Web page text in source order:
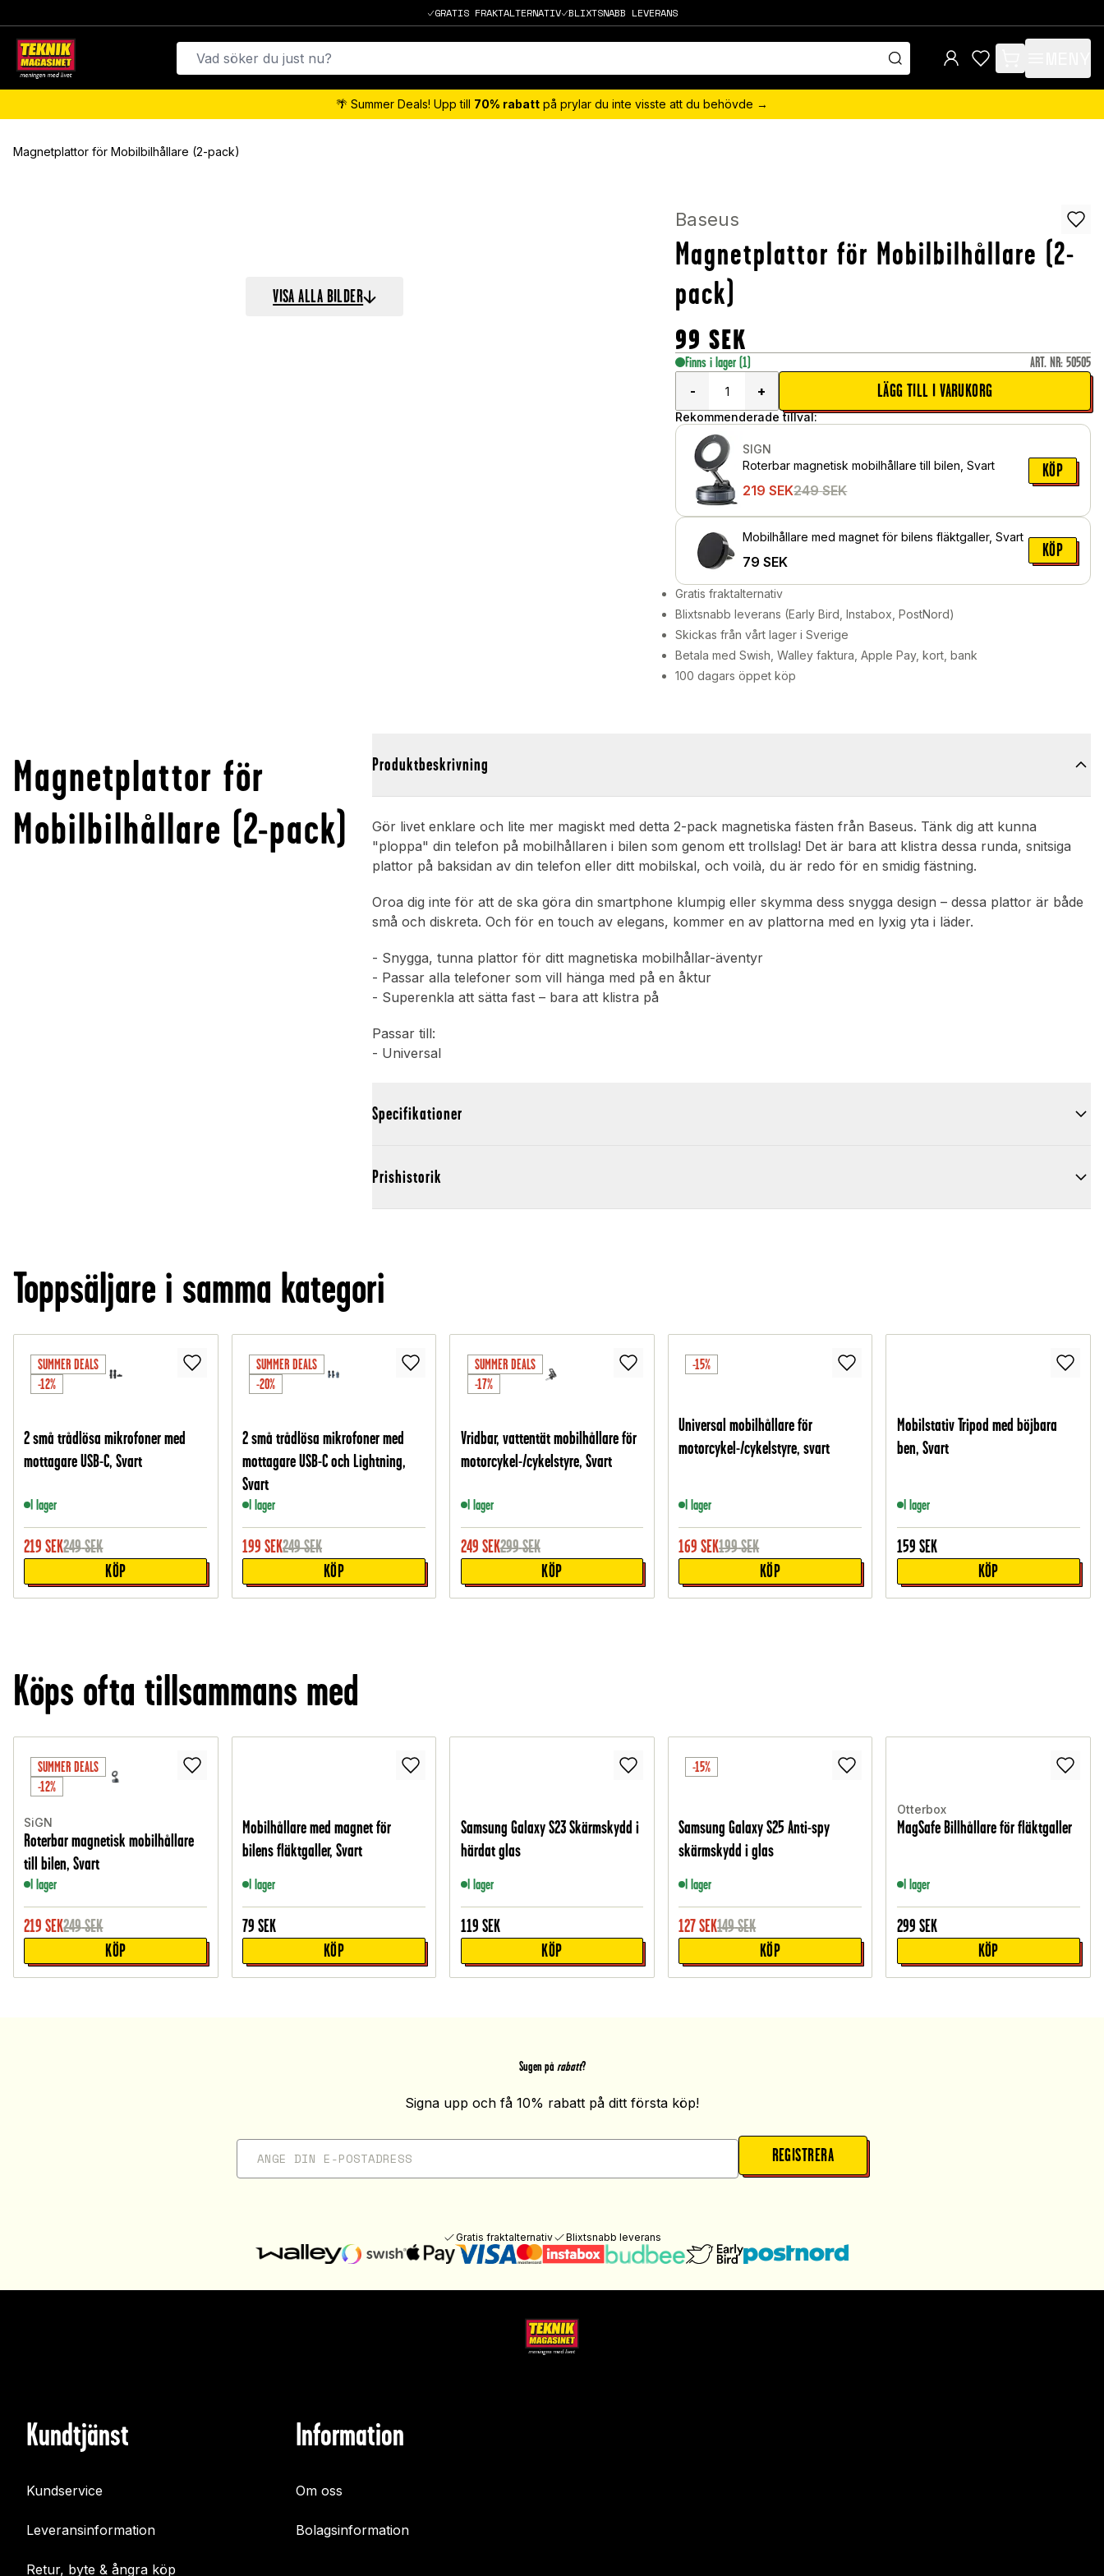
GRATIS FRAKTALTERNATIV BLIXTSNABB LEVERANS
items in cart, view
🌴 Summer Deals! Upp till 70% rabatt på prylar du inte visste att du behövde →
Magnetplattor för Mobilbilhållare (2-pack)
VISA ALLA BILDER
Baseus
Magnetplattor för Mobilbilhållare (2-
pack)
99 SEK
Finns i lager (1) ART. NR: 50505
-
+ LÄGG TILL I VARUKORG
Rekommenderade tillval:
SIGN
Roterbar magnetisk mobilhållare till bilen, Svart
219 SEK249 SEK
KÖP
Mobilhållare med magnet för bilens fläktgaller, Svart
79 SEK
KÖP
Gratis fraktalternativ
Blixtsnabb leverans (Early Bird, Instabox, PostNord)
Skickas från vårt lager i Sverige
Betala med Swish, Walley faktura, Apple Pay, kort, bank
100 dagars öppet köp
Magnetplattor för
Mobilbilhållare (2-pack)
Produktbeskrivning
Gör livet enklare och lite mer magiskt med detta 2-pack magnetiska fästen från Baseus. Tänk dig att kunna
"ploppa" din telefon på mobilhållaren i bilen som genom ett trollslag! Det är bara att klistra dessa runda, snitsiga
plattor på baksidan av din telefon eller ditt mobilskal, och voilà, du är redo för en smidig fästning.
Oroa dig inte för att de ska göra din smartphone klumpig eller skymma dess snygga design – dessa plattor är både
små och diskreta. Och för en touch av elegans, kommer en av plattorna med en lyxig yta i läder.
- Snygga, tunna plattor för ditt magnetiska mobilhållar-äventyr
- Passar alla telefoner som vill hänga med på en åktur
- Superenkla att sätta fast – bara att klistra på
Passar till:
- Universal
Specifikationer
Prishistorik
Toppsäljare i samma kategori
SUMMER DEALS
-12%
2 små trådlösa mikrofoner med
mottagare USB-C, Svart
I lager
219 SEK249SEK
KÖP
SUMMER DEALS
-20%
2 små trådlösa mikrofoner med
mottagare USB-C och Lightning,
Svart
I lager
199 SEK249SEK
KÖP
SUMMER DEALS
-17%
Vridbar, vattentät mobilhållare för
motorcykel-/cykelstyre, Svart
I lager
249 SEK299SEK
KÖP
-15%
Universal mobilhållare för
motorcykel-/cykelstyre, svart
I lager
169 SEK199SEK
KÖP
Mobilstativ Tripod med böjbara
ben, Svart
I lager
159 SEK
KÖP
Köps ofta tillsammans med
SUMMER DEALS
-12%
SiGN
Roterbar magnetisk mobilhållare
till bilen, Svart
I lager
219 SEK249SEK
KÖP
Mobilhållare med magnet för
bilens fläktgaller, Svart
I lager
79 SEK
KÖP
Samsung Galaxy S23 Skärmskydd i
härdat glas
I lager
119 SEK
KÖP
-15%
Samsung Galaxy S25 Anti-spy
skärmskydd i glas
I lager
127SEK149SEK
KÖP
Otterbox
MagSafe Billhållare för fläktgaller
I lager
299 SEK
KÖP
Sugen på rabatt?
Signa upp och få 10% rabatt på ditt första köp!
REGISTRERA
Gratis fraktalternativ Blixtsnabb leverans
Kundtjänst
Kundservice
Leveransinformation
Retur, byte & ångra köp
Information
Om oss
Bolagsinformation